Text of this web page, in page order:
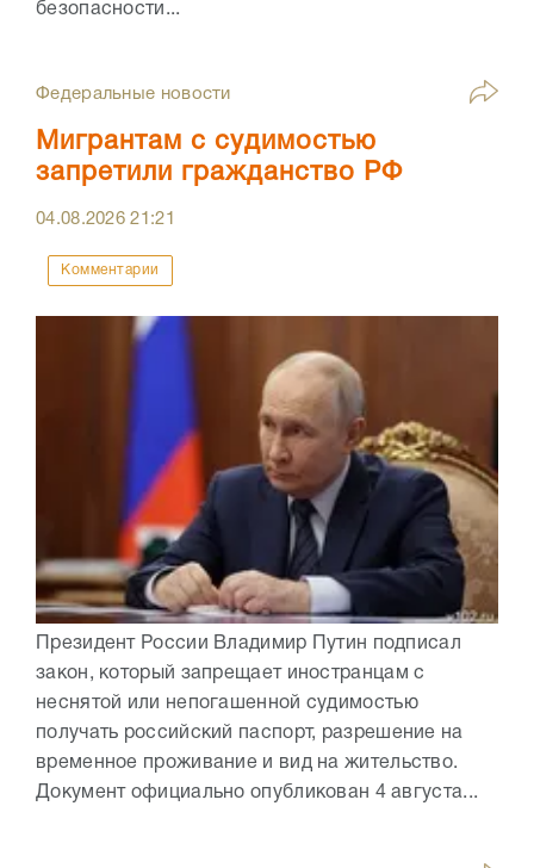
безопасности...
Федеральные новости
Мигрантам с судимостью
запретили гражданство РФ
04.08.202621:21
Комментарии
Президент России Владимир Путин подписал
закон, который запрещает иностранцам с
неснятой или непогашенной судимостью
получать российский паспорт, разрешение на
временное проживание и вид на жительство.
Документ официально опубликован 4 августа...